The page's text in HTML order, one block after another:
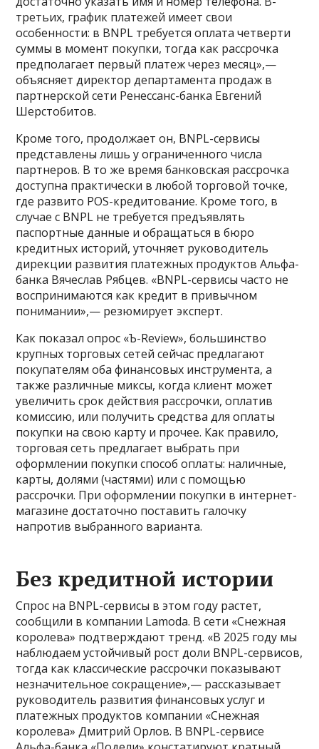
третьих, график платежей имеет свои
особенности: в BNPL требуется оплата четверти
суммы в момент покупки, тогда как рассрочка
предполагает первый платеж через месяц»,—
объясняет директор департамента продаж в
партнерской сети Ренессанс-банка Евгений
Шерстобитов.
Кроме того, продолжает он, BNPL-сервисы
представлены лишь у ограниченного числа
партнеров. В то же время банковская рассрочка
доступна практически в любой торговой точке,
где развито POS-кредитование. Кроме того, в
случае с BNPL не требуется предъявлять
паспортные данные и обращаться в бюро
кредитных историй, уточняет руководитель
дирекции развития платежных продуктов Альфа-
банка Вячеслав Рябцев. «BNPL-сервисы часто не
воспринимаются как кредит в привычном
понимании»,— резюмирует эксперт.
Как показал опрос «Ъ-Review», большинство
крупных торговых сетей сейчас предлагают
покупателям оба финансовых инструмента, а
также различные миксы, когда клиент может
увеличить срок действия рассрочки, оплатив
комиссию, или получить средства для оплаты
покупки на свою карту и прочее. Как правило,
торговая сеть предлагает выбрать при
оформлении покупки способ оплаты: наличные,
карты, долями (частями) или с помощью
рассрочки. При оформлении покупки в интернет-
магазине достаточно поставить галочку
напротив выбранного варианта.
Без кредитной истории
Спрос на BNPL-сервисы в этом году растет,
сообщили в компании Lamoda. В сети «Снежная
королева» подтверждают тренд. «В 2025 году мы
наблюдаем устойчивый рост доли BNPL-сервисов,
тогда как классические рассрочки показывают
незначительное сокращение»,— рассказывает
руководитель развития финансовых услуг и
платежных продуктов компании «Снежная
королева» Дмитрий Орлов. В BNPL-сервисе